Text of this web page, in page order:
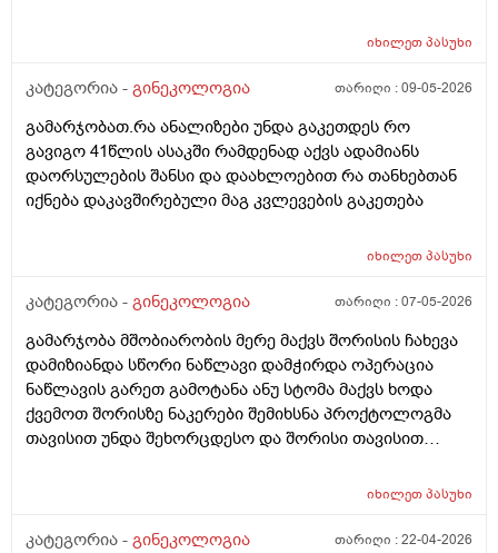
რამდენადსაყურადᲦებოა და Თუ დაეხმარება ეს
იხილეთპასუხი
კატეგორია - გინეკოლოგია თარიღი :09-05-2026
გამარჯობათ.რა ანალიზები უნდა გაკეთდეს რო
გავიგო 41წლის ასაკში რამდენად აქვს ადამიანს
დაორსულების შანსი და დაახლოებით რა თანხებთან
იქნება დაკავშირებული მაგ კვლევების გაკეთება
იხილეთპასუხი
კატეგორია - გინეკოლოგია თარიღი :07-05-2026
გამარჯობა მშობიარობის მერე მაქვს შორისის ჩახევა
დამიზიანდა სწორი ნაწლავი დამჭირდა ოპერაცია
ნაწლავის გარეთ გამოტანა ანუ სტომა მაქვს ხოდა
ქვემოთ შორისზე ნაკერები შემიხსნა პროქტოლოგმა
თავისით უნდა შეხორცდესო და შორისი თავისით
იხილეთპასუხი
კატეგორია - გინეკოლოგია თარიღი :22-04-2026